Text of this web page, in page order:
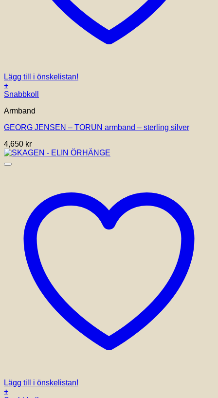
Lägg till i önskelistan!
+
Den
produkten
flera
De
olika
alternativen
produktsidan
Snabbkoll
Armband
GEORG JENSEN – TORUN armband – sterling silver
4,650 kr
Lägg till i önskelistan!
+